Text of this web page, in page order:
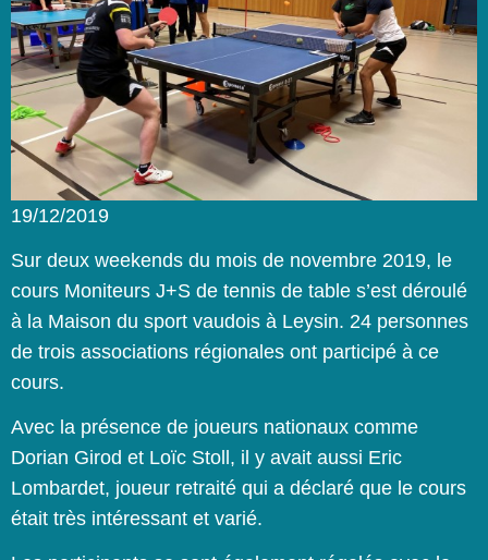
19/12/2019
Sur deux weekends du mois de novembre 2019, le
cours Moniteurs J+S de tennis de table s’est déroulé
à la Maison du sport vaudois à Leysin. 24 personnes
de trois associations régionales ont participé à ce
cours.
Avec la présence de joueurs nationaux comme
Dorian Girod et Loïc Stoll, il y avait aussi Eric
Lombardet, joueur retraité qui a déclaré que le cours
était très intéressant et varié.